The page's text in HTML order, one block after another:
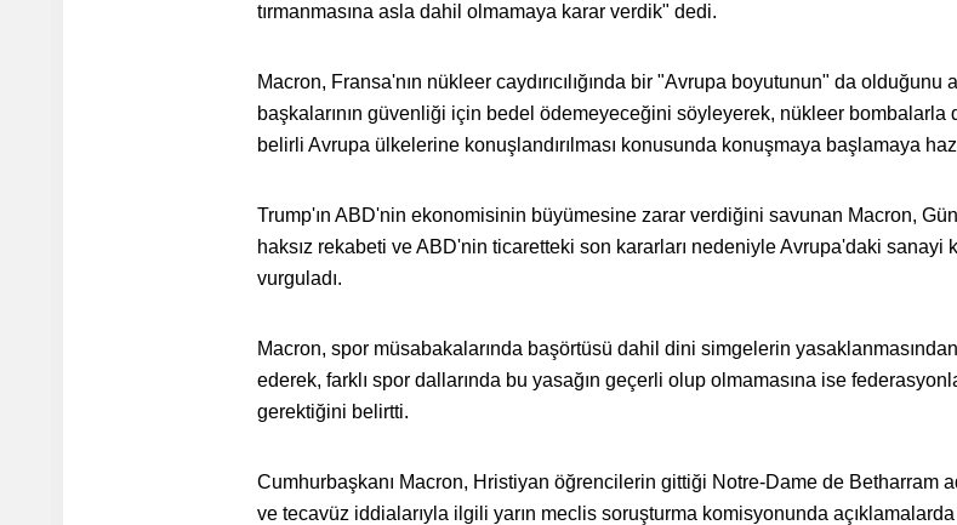
tırmanmasına asla dahil olmamaya karar verdik" dedi.
Macron, Fransa'nın nükleer caydırıcılığında bir "Avrupa boyutunun" da olduğunu
başkalarının güvenliği için bedel ödemeyeceğini söyleyerek, nükleer bombalarla
belirli Avrupa ülkelerine konuşlandırılması konusunda konuşmaya başlamaya
Trump'ın ABD'nin ekonomisinin büyümesine zarar verdiğini savunan Macron,
haksız rekabeti ve ABD'nin ticaretteki son kararları nedeniyle Avrupa'daki sanayi
vurguladı.
Macron, spor müsabakalarında başörtüsü dahil dini simgelerin
ederek, farklı spor dallarında bu yasağın geçerli olup olmamasına ise
gerektiğini belirtti.
Cumhurbaşkanı Macron, Hristiyan öğrencilerin gittiği Notre-Dame de Betharram
ve tecavüz iddialarıyla ilgili yarın meclis soruşturma komisyonunda